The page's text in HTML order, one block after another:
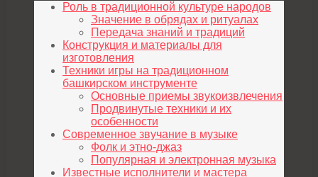
Роль в традиционной культуре народов
Значение в обрядах и ритуалах
Передача знаний и традиций
Конструкция и материалы для
изготовления
Техники игры на традиционном
башкирском инструменте
Основные приемы звукоизвлечения
Продвинутые техники и их
особенности
Современное звучание в музыке
Фолк и этно-джаз
Популярная и электронная музыка
Известные исполнители и мастера